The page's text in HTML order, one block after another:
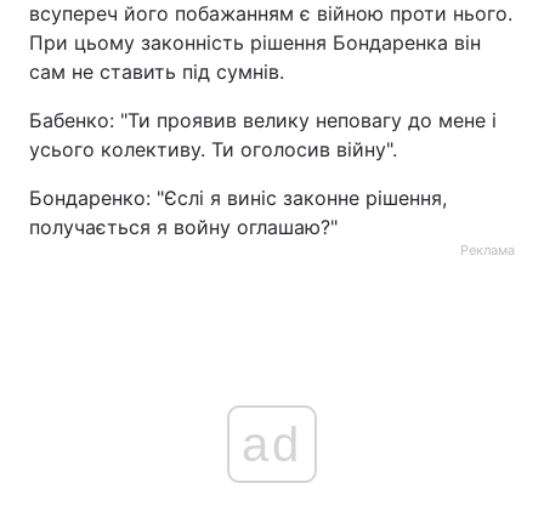
Тема оформлення
всупереч його побажанням є війною проти нього.
При цьому законність рішення Бондаренка він
сам не ставить під сумнів.
Бабенко: "Ти проявив велику неповагу до мене і
усього колективу. Ти оголосив війну".
Бондаренко: "Єслі я виніс законне рішення,
получається я войну оглашаю?"
Реклама
ad